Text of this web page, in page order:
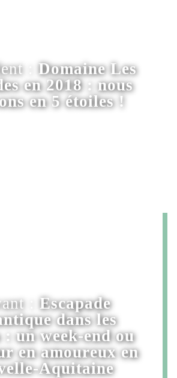
:Domaine Les
en 2018 : nous
en 5 étoiles !
:Escapade
dans les
: un week-end ou
en amoureux en
Aquitaine